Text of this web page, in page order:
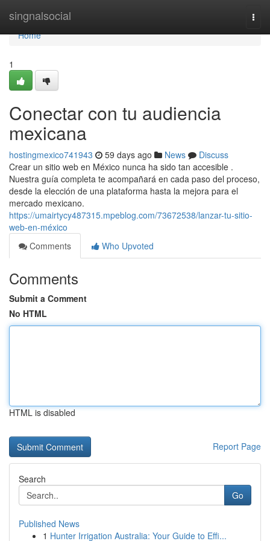
singnalsocial
Home
Home
1
Conectar con tu audiencia
mexicana
hostingmexico741943 59 days ago News
Discuss
Crear un sitio web en México nunca ha sido tan accesible .
Nuestra guía completa te acompañará en cada paso del proceso,
desde la elección de una plataforma hasta la mejora para el
mercado mexicano.
https://umairtycy487315.mpeblog.com/73672538/lanzar-tu-sitio-
web-en-méxico
Comments
Who Upvoted
Comments
Submit a Comment
No HTML
HTML is disabled
Report Page
Search
Go
Published News
1 Hunter Irrigation Australia: Your Guide to Effi...